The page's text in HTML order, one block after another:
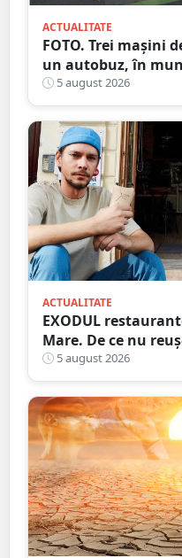
ACTUALITATE
FOTO. Trei mașini
un autobuz, în
Ambulanța, la fața
5 august 2026
ACTUALITATE
EXODUL
Mare. De ce nu
localurile cu
5 august 2026